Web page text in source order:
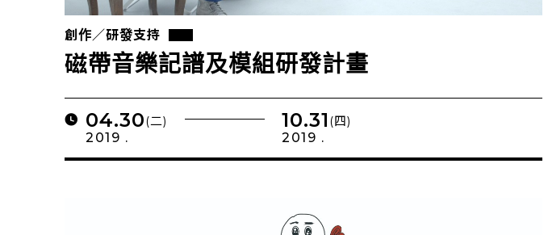
創作／研發支持
磁帶音樂記譜及模組研發計畫
04.30(二)
2019 .
10.31 (四)
2019 .